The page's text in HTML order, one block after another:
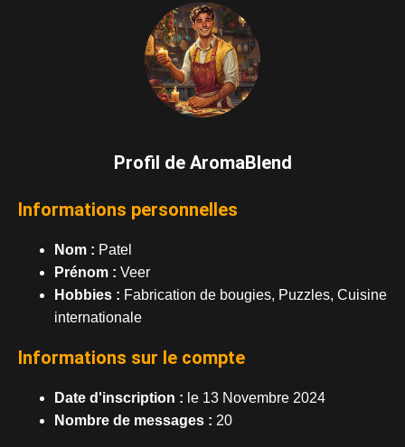
Profil de AromaBlend
Informations personnelles
Nom : Patel
Prénom : Veer
Hobbies : Fabrication de bougies, Puzzles, Cuisine
internationale
Informations sur le compte
Date d'inscription : le 13 Novembre 2024
Nombre de messages : 20